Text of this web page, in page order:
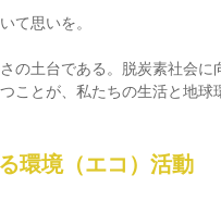
て思いを。
の土台である。脱炭素社会に
ことが、私たちの生活と地球
環境（エコ）活動